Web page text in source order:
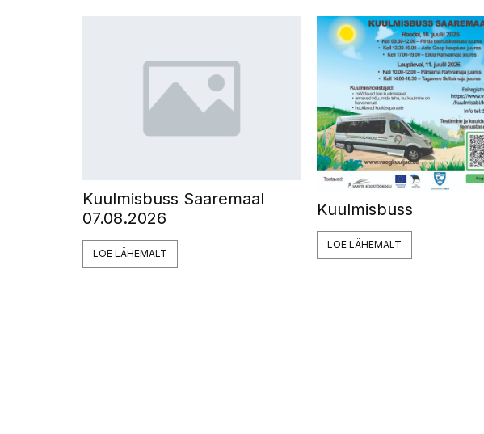
Kuulmisbuss Saaremaal
07.08.2026
LOE LÄHEMALT
Kuulmisbuss
LOE LÄHEMALT